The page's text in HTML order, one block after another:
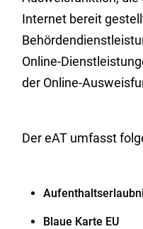
Internet bereit
Online-
der Online-
Der eAT umfasst
Blaue Karte EU